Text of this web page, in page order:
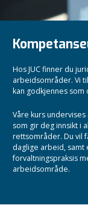
Hos JUC finner du
arbeidsområder. Vi
kan godkjennes
Våre kurs
som gir deg innsikt i
rettsområder. Du vil
daglige arbeid, samt
forvaltningspraksis
arbeidsområde.